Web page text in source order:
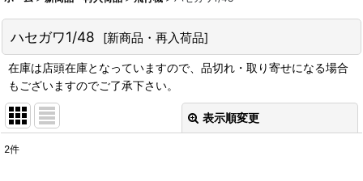
ハセガワ1/48 [新商品・再入荷品]
在庫は店頭在庫となっていますので、品切れ・取り寄せになる場合
もございますのでご了承下さい。
表示順変更
2件